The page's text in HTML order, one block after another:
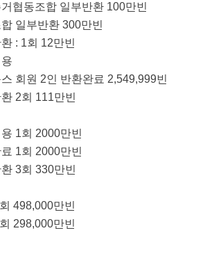
협동조합 일부반환 100만빈
일부반환 300만빈
: 1회 12만빈
회원 2인 반환완료 2,549,999빈
2회 111만빈
1회 2000만빈
1회 2000만빈
3회 330만빈
498,000만빈
298,000만빈